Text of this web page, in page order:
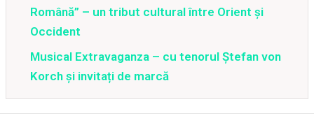
Română” – un tribut cultural între Orient și
Occident
Musical Extravaganza – cu tenorul Ștefan von
Korch și invitați de marcă